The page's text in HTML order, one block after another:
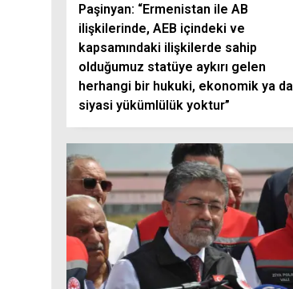
Paşinyan: “Ermenistan ile AB
ilişkilerinde, AEB içindeki ve
kapsamındaki ilişkilerde sahip
olduğumuz statüye aykırı gelen
herhangi bir hukuki, ekonomik ya da
siyasi yükümlülük yoktur”